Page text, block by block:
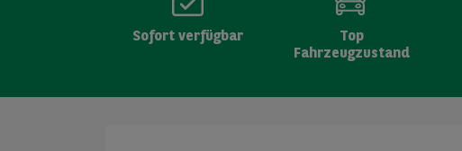
Sofort verfügbar
Top
Fahrzeugzustand